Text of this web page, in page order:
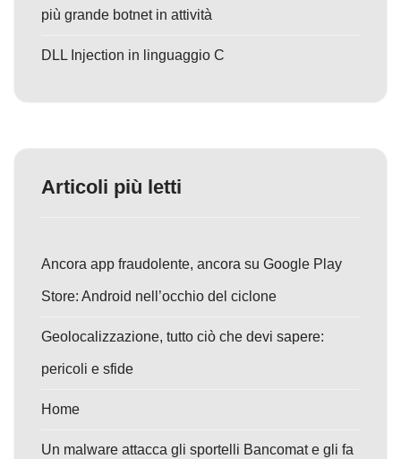
più grande botnet in attività
DLL Injection in linguaggio C
Articoli più letti
Ancora app fraudolente, ancora su Google Play
Store: Android nell’occhio del ciclone
Geolocalizzazione, tutto ciò che devi sapere:
pericoli e sfide
Home
Un malware attacca gli sportelli Bancomat e gli fa